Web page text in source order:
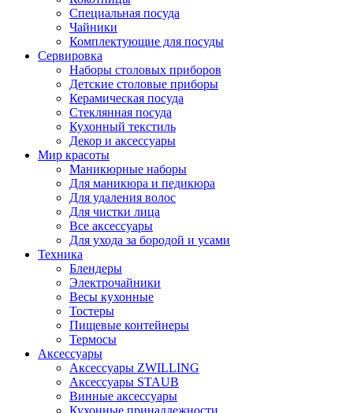
Специальная посуда
Чайники
Комплектующие для посуды
Сервировка
Наборы столовых приборов
Детские столовые приборы
Керамическая посуда
Стеклянная посуда
Кухонный текстиль
Декор и аксессуары
Мир красоты
Маникюрные наборы
Для маникюра и педикюра
Для удаления волос
Для чистки лица
Все аксессуары
Для ухода за бородой и усами
Техника
Блендеры
Электрочайники
Весы кухонные
Тостеры
Пищевые контейнеры
Термосы
Аксессуары
Аксессуары ZWILLING
Аксессуары STAUB
Винные аксессуары
Кухонные принадлежности